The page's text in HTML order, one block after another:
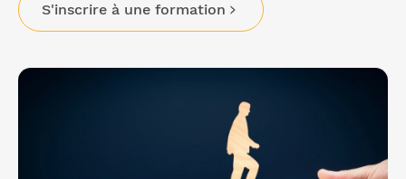
S'inscrire à une formation